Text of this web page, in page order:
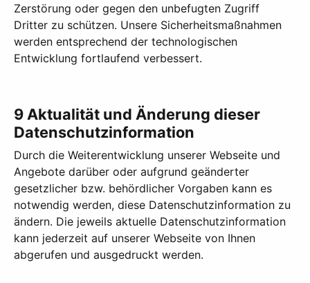
Zerstörung oder gegen den unbefugten Zugriff
Dritter zu schützen. Unsere Sicherheitsmaßnahmen
werden entsprechend der technologischen
Entwicklung fortlaufend verbessert.
9 Aktualität und Änderung dieser
Datenschutzinformation
Durch die Weiterentwicklung unserer Webseite und
Angebote darüber oder aufgrund geänderter
gesetzlicher bzw. behördlicher Vorgaben kann es
notwendig werden, diese Datenschutzinformation zu
ändern. Die jeweils aktuelle Datenschutzinformation
kann jederzeit auf unserer Webseite von Ihnen
abgerufen und ausgedruckt werden.